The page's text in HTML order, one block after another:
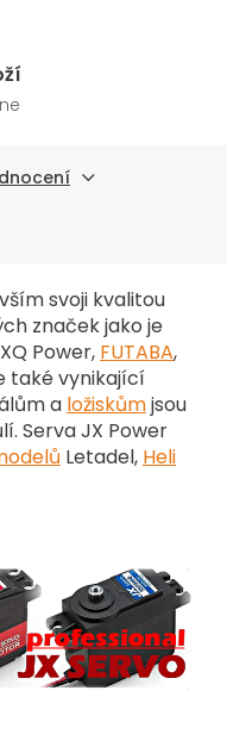
svoji kvalitou
značek jako je
Power, FUTABA,
také vynikající
a ložiskůmjsou
Serva JX Power
Letadel, Heli